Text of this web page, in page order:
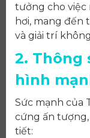
tưởng cho việc
hơi, mang đến
và giải trí
2. Thông
hình
Sức mạnh của
cứng ấn
tiết: